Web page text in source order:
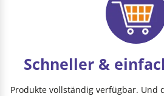
Schneller &
Produkte vollständig verfügbar. Und